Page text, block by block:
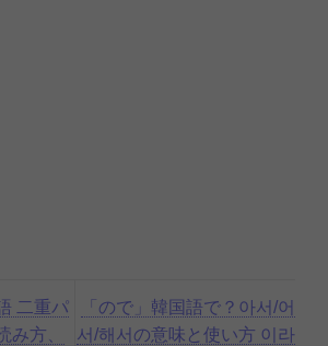
二重パ
み方、
「ので」韓国語で？아서/어
서/해서の意味と使い方 이라